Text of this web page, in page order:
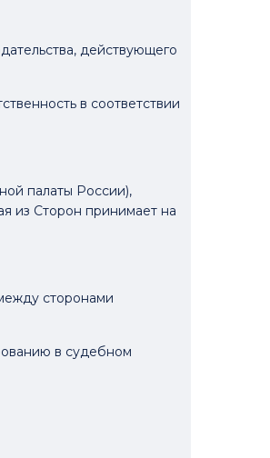
действующего
в соответствии
палаты России),
из Сторон принимает на
сторонами
в судебном